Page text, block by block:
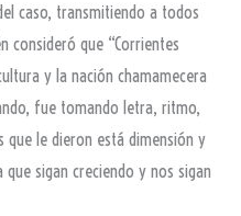
caso, transmitiendo a todos
consideró que “Corrientes
y la nación chamamecera
fue tomando letra, ritmo,
le dieron está dimensión y
sigan creciendo y nos sigan